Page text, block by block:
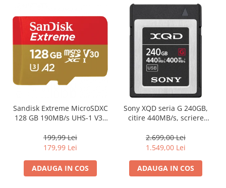
Sandisk Extreme MicroSDXC
128 GB 190MB/s UHS-1 V30
199,99 Lei
179,99 Lei
ADAUGA IN COS
Sony XQD seria G 240GB,
citire 440MB/s, scriere
2.699,00 Lei
1.549,00 Lei
ADAUGA IN COS